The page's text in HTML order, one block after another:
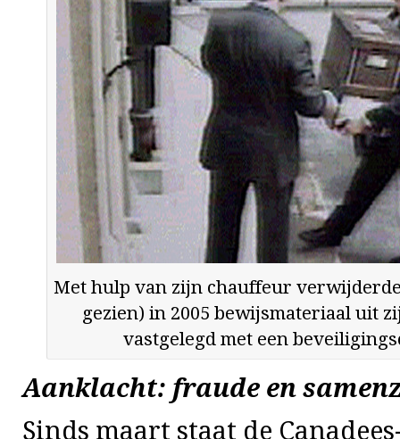
Met hulp van zijn chauffeur
gezien) in 2005 bewijsmateriaal uit
vastgelegd met een
Aanklacht: fraude en
Sinds maart staat de